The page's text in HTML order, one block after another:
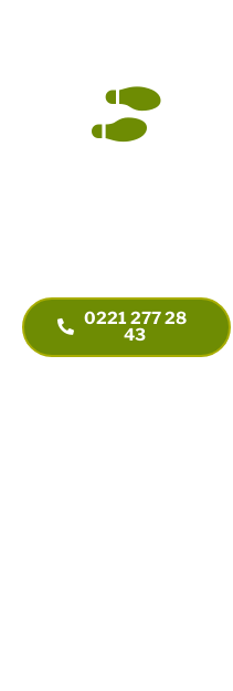
0221 277 28
43